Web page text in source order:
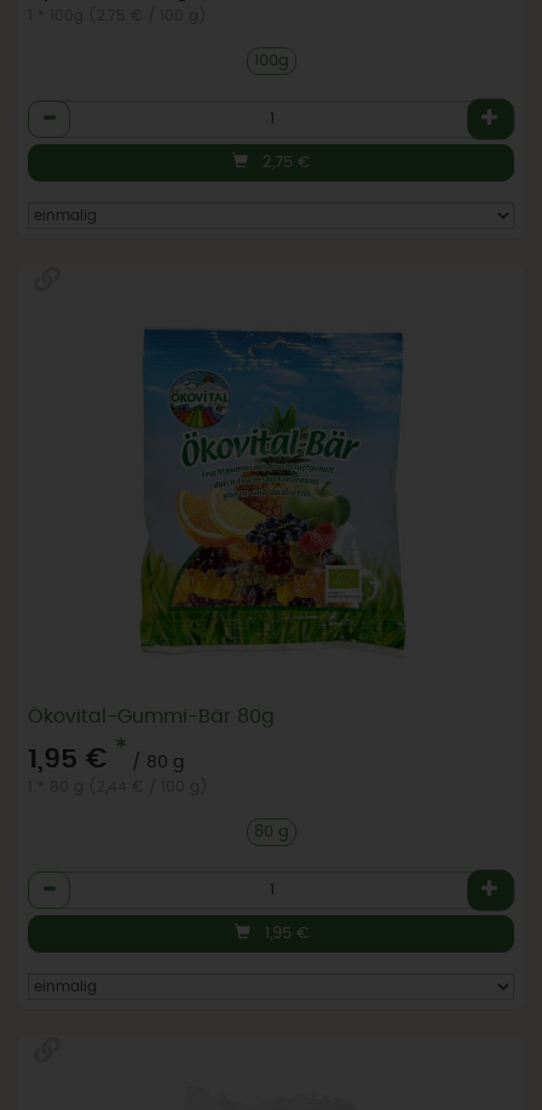
100g
Anzahl
2,75 €
Ökovital-Gummi-Bär 80g
1,95 € *
/ 80 g
80 g
Anzahl
1,95 €